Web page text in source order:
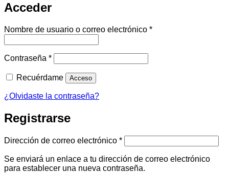
Acceder
Nombre de usuario o correo electrónico *Obligatorio
Contraseña *Obligatorio
Recuérdame Acceso
¿Olvidaste la contraseña?
Registrarse
Dirección de correo electrónico *Obligatorio
Se enviará un enlace a tu dirección de correo electrónico
para establecer una nueva contraseña.